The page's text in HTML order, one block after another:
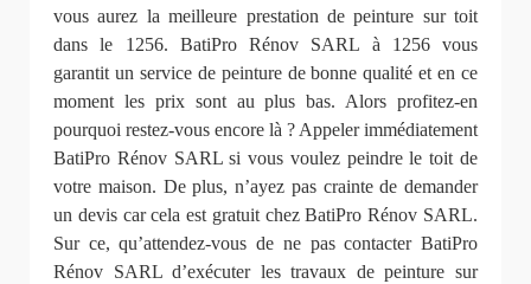
vous aurez la meilleure prestation de peinture sur toit
dans le 1256. BatiPro Rénov SARL à 1256 vous
garantit un service de peinture de bonne qualité et en ce
moment les prix sont au plus bas. Alors profitez-en
pourquoi restez-vous encore là ? Appeler immédiatement
BatiPro Rénov SARL si vous voulez peindre le toit de
votre maison. De plus, n’ayez pas crainte de demander
un devis car cela est gratuit chez BatiPro Rénov SARL.
Sur ce, qu’attendez-vous de ne pas contacter BatiPro
Rénov SARL d’exécuter les travaux de peinture sur